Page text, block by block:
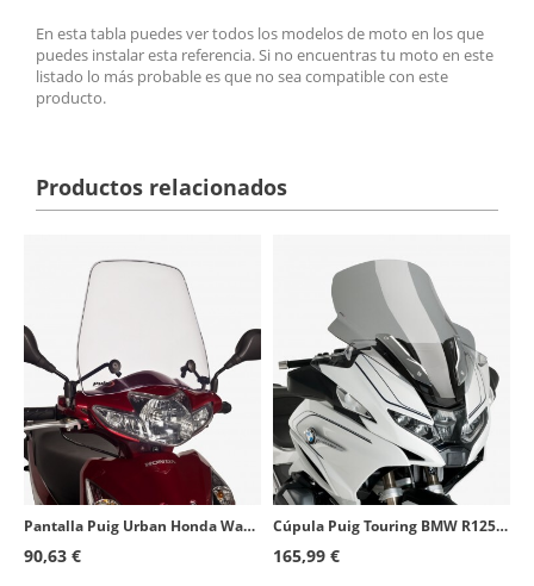
En esta tabla puedes ver todos los modelos de moto en los que
puedes instalar esta referencia. Si no encuentras tu moto en este
listado lo más probable es que no sea compatible con este
producto.
Productos relacionados
Pantalla Puig Urban Honda Wave (12-13) Transparente 8457W
90,63 €
Cúpula Puig Touring BMW R1250RT (21-26) Ahumado 20774H
165,99 €